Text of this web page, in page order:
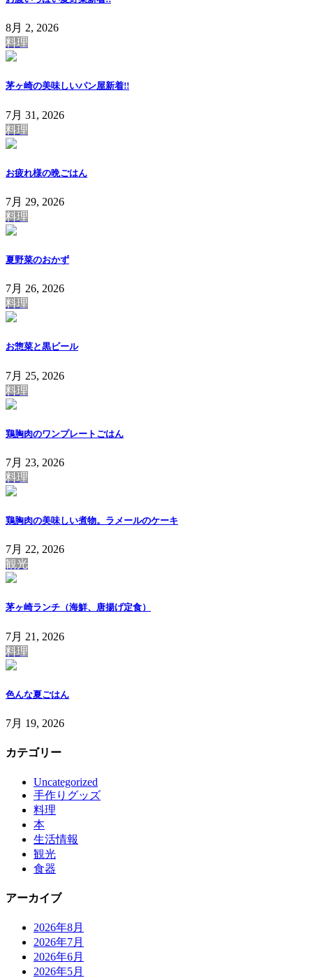
8月 2, 2026
料理
茅ヶ崎の美味しいパン屋新着!!
7月 31, 2026
料理
お疲れ様の晩ごはん
7月 29, 2026
料理
夏野菜のおかず
7月 26, 2026
料理
お惣菜と黒ビール
7月 25, 2026
料理
鶏胸肉のワンプレートごはん
7月 23, 2026
料理
鶏胸肉の美味しい煮物。ラメールのケーキ
7月 22, 2026
観光
茅ヶ崎ランチ（海鮮、唐揚げ定食）
7月 21, 2026
料理
色んな夏ごはん
7月 19, 2026
カテゴリー
Uncategorized
手作りグッズ
料理
本
生活情報
観光
食器
アーカイブ
2026年8月
2026年7月
2026年6月
2026年5月